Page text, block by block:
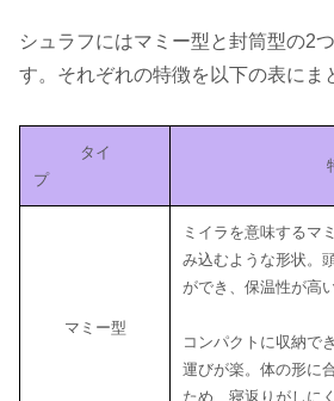
シュラフにはマミー型と封筒型の2
す。それぞれの特徴を以下の表にま
タイ
プ
マミー型
ミイラを意味するマ
み込むような形状。
ができ、保温性が高
コンパクトに収納で
運びが楽。体の形に
ため、寝返りがしに